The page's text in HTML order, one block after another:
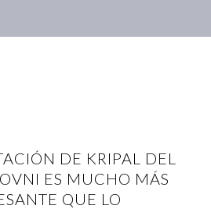
DE KRIPAL DEL
ES MUCHO MÁS
QUE LO